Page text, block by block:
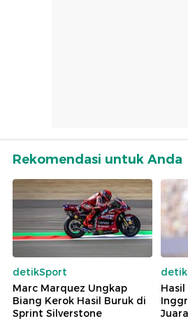
Rekomendasi untuk Anda
detikSport
Marc Marquez Ungkap
Biang Kerok Hasil Buruk di
Sprint Silverstone